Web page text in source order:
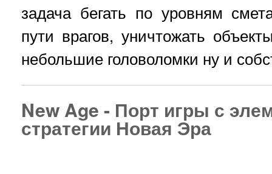
задача бегать по уровням
пути врагов, уничтожать
небольшие головоломки ну и
New Age - Порт игры с
стратегии Новая Эра